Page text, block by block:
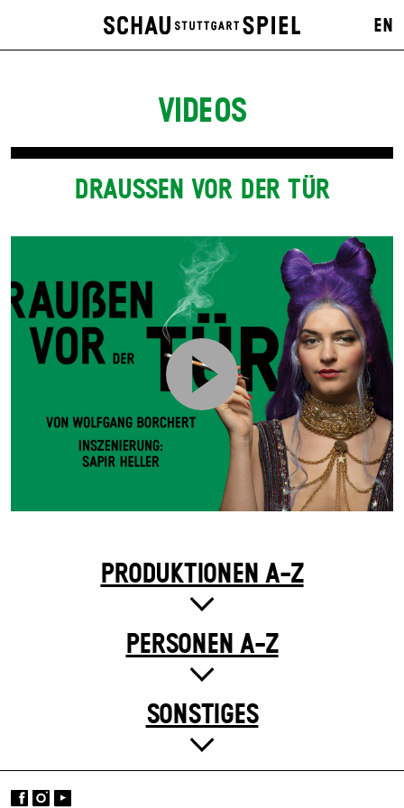
EN
VIDEOS
DRAUSSEN VOR DER TÜR
PRODUKTIONEN A-Z
PERSONEN A-Z
SONSTIGES